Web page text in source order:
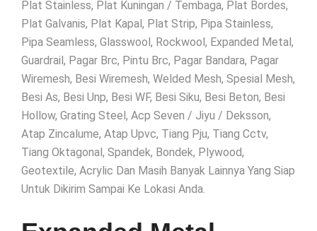
Plat Stainless, Plat Kuningan / Tembaga, Plat Bordes,
Plat Galvanis, Plat Kapal, Plat Strip, Pipa Stainless,
Pipa Seamless, Glasswool, Rockwool, Expanded Metal,
Guardrail, Pagar Brc, Pintu Brc, Pagar Bandara, Pagar
Wiremesh, Besi Wiremesh, Welded Mesh, Spesial Mesh,
Besi As, Besi Unp, Besi WF, Besi Siku, Besi Beton, Besi
Hollow, Grating Steel, Acp Seven / Jiyu / Deksson,
Atap Zincalume, Atap Upvc, Tiang Pju, Tiang Cctv,
Tiang Oktagonal, Spandek, Bondek, Plywood,
Geotextile, Acrylic Dan Masih Banyak Lainnya Yang Siap
Untuk Dikirim Sampai Ke Lokasi Anda.